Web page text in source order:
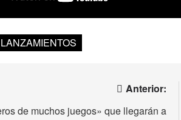
LANZAMIENTOS
Anterior:
de muchos juegos» que llegarán a